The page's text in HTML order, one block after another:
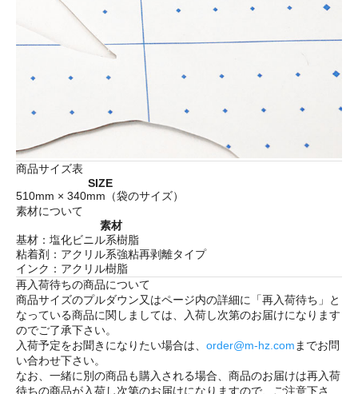
商品サイズ表
SIZE
510mm × 340mm（袋のサイズ）
素材について
素材
基材：塩化ビニル系樹脂
粘着剤：アクリル系強粘再剥離タイプ
インク：アクリル樹脂
再入荷待ちの商品について
商品サイズのプルダウン又はページ内の詳細に「再入荷待ち 」と
なっている商品に関しましては、入荷し次第のお届けになります
のでご了承下さい。
入荷予定をお聞きになりたい場合は、 order@m-hz.comまでお問
い合わせ下さい。
なお、一緒に別の商品も購入される場合、商品のお届けは再入荷
待ちの商品が入荷し次第のお届けになりますので、ご注意下さ